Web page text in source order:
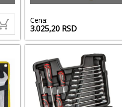
Cena:
3.025,20 RSD